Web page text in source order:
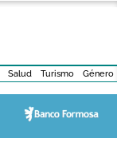
Salud Turismo Género